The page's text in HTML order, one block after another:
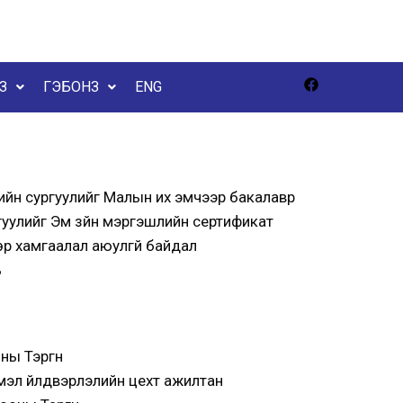
ГЭБОНЗ ENG
сургуулийг Малын их эмчээр бакалавр
Эм зүйн мэргэшлийн сертификат
аюулгүй байдал
Тэргүүн
үйлдвэрлэлийн цехт ажилтан